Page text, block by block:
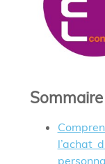
Sommaire
l’achat